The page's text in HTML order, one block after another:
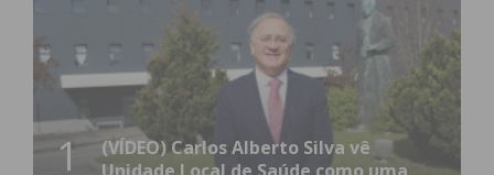
1
(VÍDEO) Carlos Alberto Silva vê